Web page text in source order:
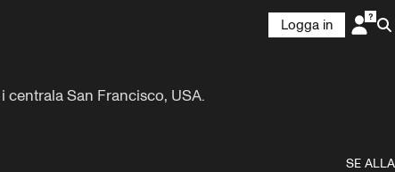
Logga in
San Francisco, USA.
SE ALLA